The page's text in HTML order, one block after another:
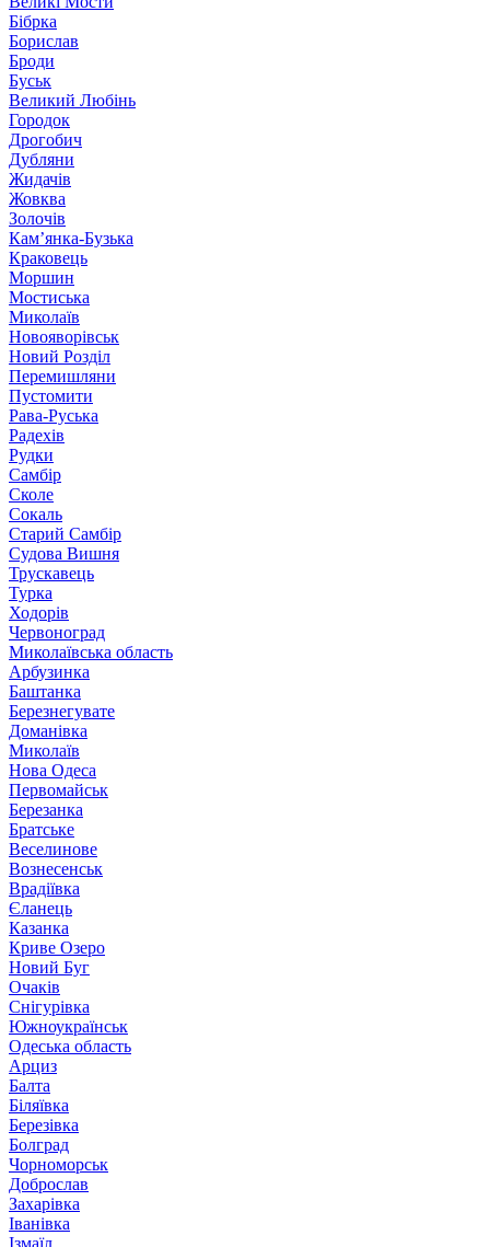
Бібрка
Борислав
Броди
Буськ
Великий Любінь
Городок
Дрогобич
Дубляни
Жидачів
Жовква
Золочів
Кам’янка-Бузька
Краковець
Моршин
Мостиська
Миколаїв
Новояворівськ
Новий Розділ
Перемишляни
Пустомити
Рава-Руська
Радехів
Рудки
Самбір
Сколе
Сокаль
Старий Самбір
Судова Вишня
Трускавець
Турка
Ходорів
Червоноград
Миколаївська область
Арбузинка
Баштанка
Березнегувате
Доманівка
Миколаїв
Нова Одеса
Первомайськ
Березанка
Братське
Веселинове
Вознесенськ
Врадіївка
Єланець
Казанка
Криве Озеро
Новий Буг
Очаків
Снігурівка
Южноукраїнськ
Одеська область
Арциз
Балта
Біляївка
Березівка
Болград
Чорноморськ
Доброслав
Захарівка
Іванівка
Ізмаїл